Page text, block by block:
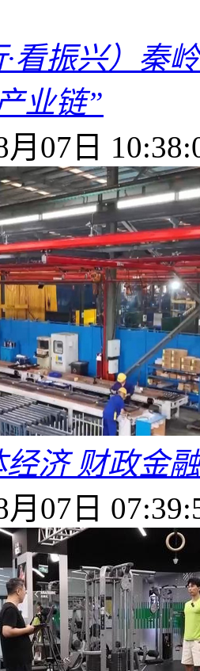
·看振兴）秦
业链”
月07日
济 财政金
月07日